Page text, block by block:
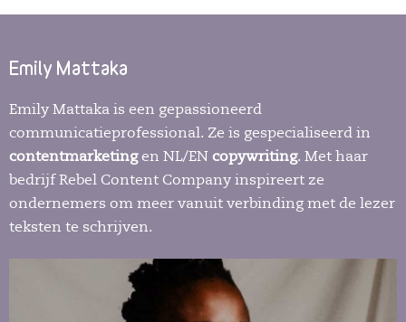
Emily Mattaka
Emily Mattaka is een gepassioneerd
communicatieprofessional. Ze is gespecialiseerd in
contentmarketingen NL/EN copywriting. Met haar
bedrijf Rebel Content Company inspireert ze
ondernemers om meer vanuit verbinding met de lezer
teksten te schrijven.